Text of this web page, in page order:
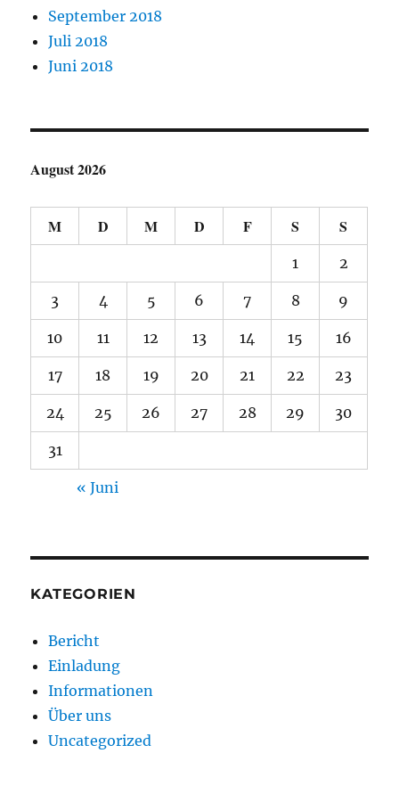
September 2018
Juli 2018
Juni 2018
August 2026
M D M D F S S
1 2
3 4 5 6 7 8 9
10 11 12 13 14 15 16
17 18 19 20 21 22 23
24 25 26 27 28 29 30
31
« Juni
KATEGORIEN
Bericht
Einladung
Informationen
Über uns
Uncategorized